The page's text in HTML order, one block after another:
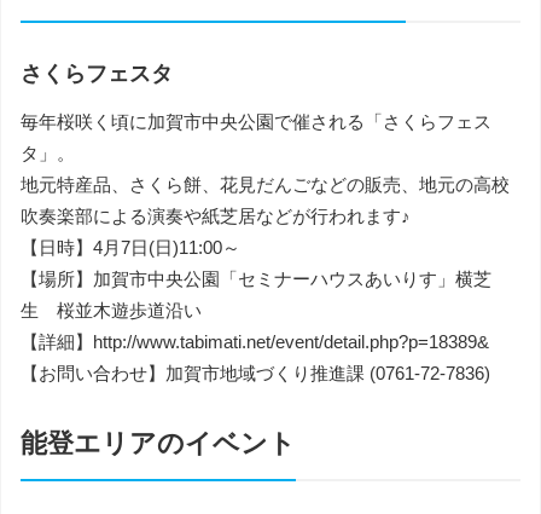
さくらフェスタ
毎年桜咲く頃に加賀市中央公園で催される「さくらフェス
タ」。
地元特産品、さくら餅、花見だんごなどの販売、地元の高校
吹奏楽部による演奏や紙芝居などが行われます♪
【日時】4月7日(日)11:00～
【場所】加賀市中央公園「セミナーハウスあいりす」横芝
生 桜並木遊歩道沿い
【詳細】http://www.tabimati.net/event/detail.php?p=18389&
【お問い合わせ】加賀市地域づくり推進課 (0761-72-7836)
能登エリアのイベント